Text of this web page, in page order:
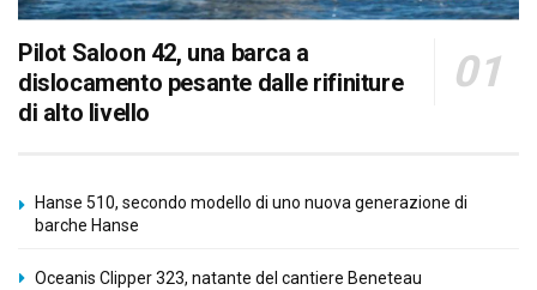
Pilot Saloon 42, una barca a
dislocamento pesante dalle rifiniture
di alto livello
Hanse 510, secondo modello di uno nuova generazione di
barche Hanse
Oceanis Clipper 323, natante del cantiere Beneteau